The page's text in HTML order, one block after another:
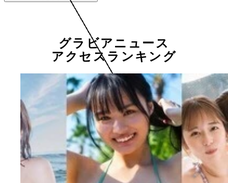
グラビアニュース
アクセスランキング